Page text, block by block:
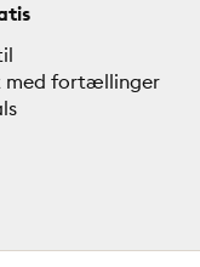
med fortællinger